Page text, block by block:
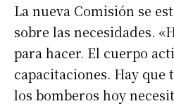
La nueva Comisión se
sobre las necesidades.
para hacer. El cuerpo
capacitaciones. Hay que
los bomberos hoy